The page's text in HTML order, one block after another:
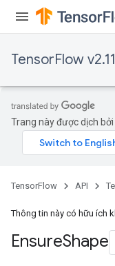
TensorFlow
Trang này được dịch bởi
TensorFlow API
Thông tin này có hữu ích
EnsureShape